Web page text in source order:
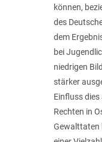
können,
des
dem
bei
niedrigen
stärker
Einfluss
Rechten in
Gewalttaten